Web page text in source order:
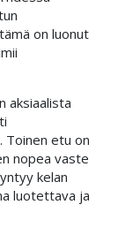
on luonut
aksiaalista
Toinen etu on
nopea vaste
kelan
luotettava ja